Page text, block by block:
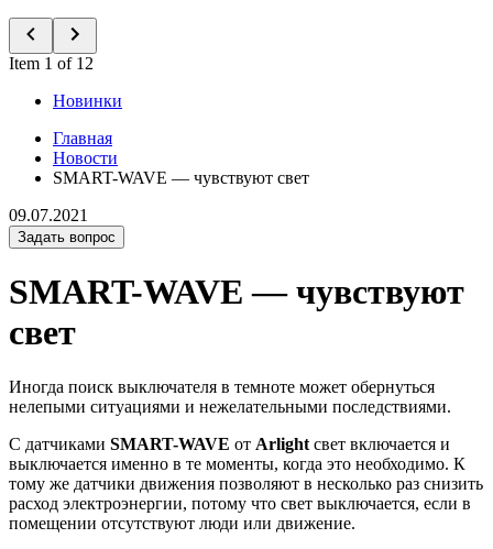
Item 1 of 12
Новинки
Главная
Новости
SMART-WAVE — чувствуют свет
09.07.2021
Задать вопрос
SMART-WAVE — чувствуют
свет
Иногда поиск выключателя в темноте может обернуться
нелепыми ситуациями и нежелательными последствиями.
С датчиками SMART-WAVE от Arlight свет включается и
выключается именно в те моменты, когда это необходимо. К
тому же датчики движения позволяют в несколько раз снизить
расход электроэнергии, потому что свет выключается, если в
помещении отсутствуют люди или движение.